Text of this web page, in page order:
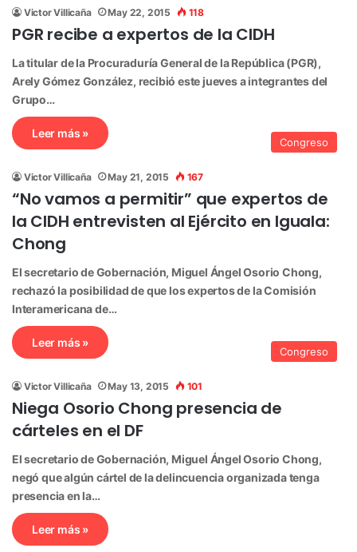
Victor Villicaña May 22, 2015 118
PGR recibe a expertos de la CIDH
La titular de la Procuraduría General de la República (PGR),
Arely Gómez González, recibió este jueves a integrantes del
Grupo…
Leer más »
Congreso
Victor Villicaña May 21, 2015 167
“No vamos a permitir” que expertos de
la CIDH entrevisten al Ejército en Iguala:
Chong
El secretario de Gobernación, Miguel Ángel Osorio Chong,
rechazó la posibilidad de que los expertos de la Comisión
Interamericana de…
Leer más »
Congreso
Victor Villicaña May 13, 2015 101
Niega Osorio Chong presencia de
cárteles en el DF
El secretario de Gobernación, Miguel Ángel Osorio Chong,
negó que algún cártel de la delincuencia organizada tenga
presencia en la…
Leer más »